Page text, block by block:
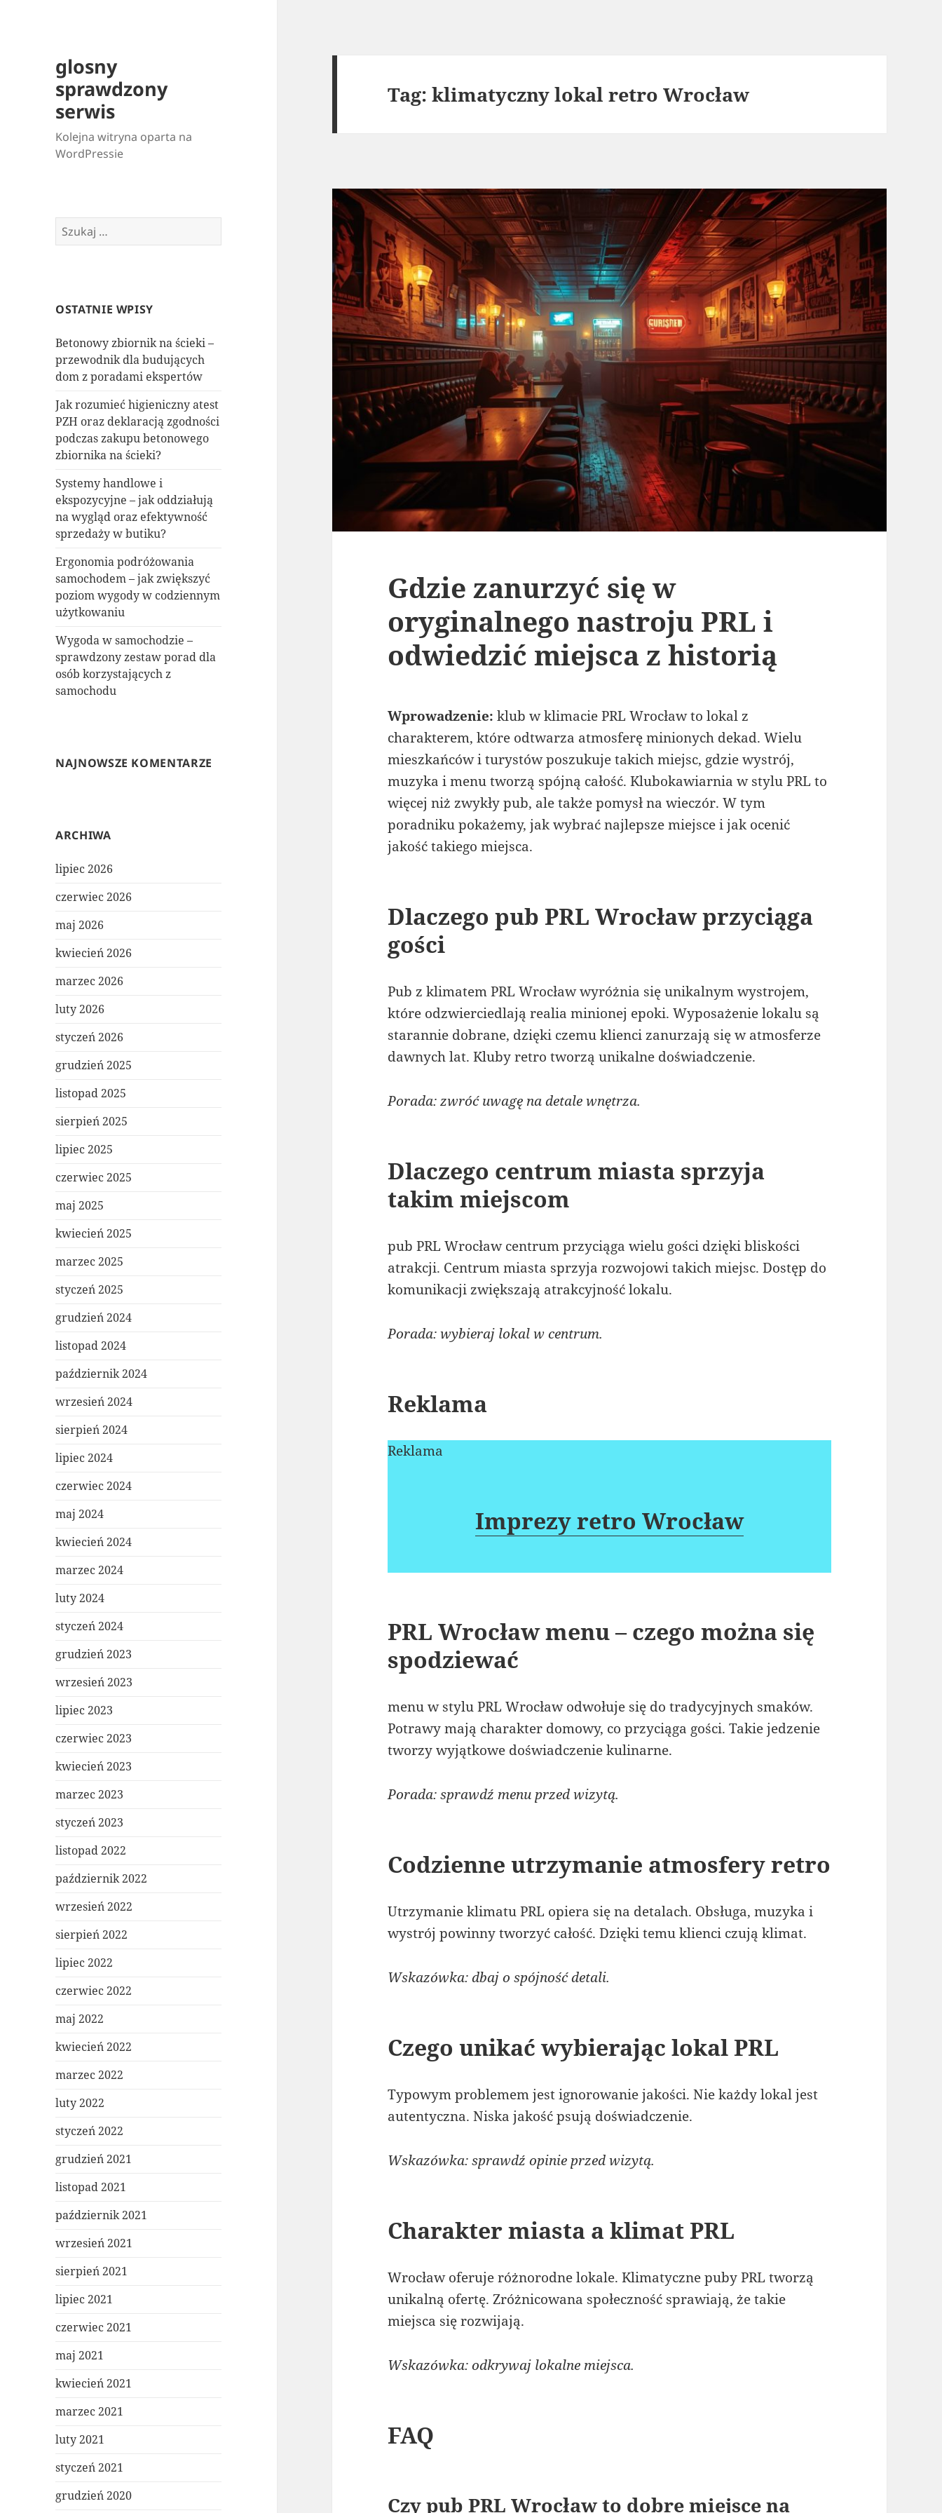
glosny
sprawdzony
serwis
Kolejna witryna oparta na
WordPressie
Szukaj:
OSTATNIE WPISY
Betonowy zbiornik na ścieki –
przewodnik dla budujących
dom z poradami ekspertów
Jak rozumieć higieniczny atest
PZH oraz deklaracją zgodności
podczas zakupu betonowego
zbiornika na ścieki?
Systemy handlowe i
ekspozycyjne – jak oddziałują
na wygląd oraz efektywność
sprzedaży w butiku?
Ergonomia podróżowania
samochodem – jak zwiększyć
poziom wygody w codziennym
użytkowaniu
Wygoda w samochodzie –
sprawdzony zestaw porad dla
osób korzystających z
samochodu
NAJNOWSZE KOMENTARZE
ARCHIWA
lipiec 2026
czerwiec 2026
maj 2026
kwiecień 2026
marzec 2026
luty 2026
styczeń 2026
grudzień 2025
listopad 2025
sierpień 2025
lipiec 2025
czerwiec 2025
maj 2025
kwiecień 2025
marzec 2025
styczeń 2025
grudzień 2024
listopad 2024
październik 2024
wrzesień 2024
sierpień 2024
lipiec 2024
czerwiec 2024
maj 2024
kwiecień 2024
marzec 2024
luty 2024
styczeń 2024
grudzień 2023
wrzesień 2023
lipiec 2023
czerwiec 2023
kwiecień 2023
marzec 2023
styczeń 2023
listopad 2022
październik 2022
wrzesień 2022
sierpień 2022
lipiec 2022
czerwiec 2022
maj 2022
kwiecień 2022
marzec 2022
luty 2022
styczeń 2022
grudzień 2021
listopad 2021
październik 2021
wrzesień 2021
sierpień 2021
lipiec 2021
czerwiec 2021
maj 2021
kwiecień 2021
marzec 2021
luty 2021
styczeń 2021
grudzień 2020
Tag:klimatyczny lokal retro Wrocław
Gdzie zanurzyć się w
oryginalnego nastroju PRL i
odwiedzić miejsca z historią
Wprowadzenie: klub w klimacie PRL Wrocław to lokal z
charakterem, które odtwarza atmosferę minionych dekad. Wielu
mieszkańców i turystów poszukuje takich miejsc, gdzie wystrój,
muzyka i menu tworzą spójną całość. Klubokawiarnia w stylu PRL to
więcej niż zwykły pub, ale także pomysł na wieczór. W tym
poradniku pokażemy, jak wybrać najlepsze miejsce i jak ocenić
jakość takiego miejsca.
Dlaczego pub PRL Wrocław przyciąga
gości
Pub z klimatem PRL Wrocław wyróżnia się unikalnym wystrojem,
które odzwierciedlają realia minionej epoki. Wyposażenie lokalu są
starannie dobrane, dzięki czemu klienci zanurzają się w atmosferze
dawnych lat. Kluby retro tworzą unikalne doświadczenie.
Porada: zwróć uwagę na detale wnętrza.
Dlaczego centrum miasta sprzyja
takim miejscom
pub PRL Wrocław centrum przyciąga wielu gości dzięki bliskości
atrakcji. Centrum miasta sprzyja rozwojowi takich miejsc. Dostęp do
komunikacji zwiększają atrakcyjność lokalu.
Porada: wybieraj lokal w centrum.
Reklama
Reklama
Imprezy retro Wrocław
PRL Wrocław menu – czego można się
spodziewać
menu w stylu PRL Wrocław odwołuje się do tradycyjnych smaków.
Potrawy mają charakter domowy, co przyciąga gości. Takie jedzenie
tworzy wyjątkowe doświadczenie kulinarne.
Porada: sprawdź menu przed wizytą.
Codzienne utrzymanie atmosfery retro
Utrzymanie klimatu PRL opiera się na detalach. Obsługa, muzyka i
wystrój powinny tworzyć całość. Dzięki temu klienci czują klimat.
Wskazówka: dbaj o spójność detali.
Czego unikać wybierając lokal PRL
Typowym problemem jest ignorowanie jakości. Nie każdy lokal jest
autentyczna. Niska jakość psują doświadczenie.
Wskazówka: sprawdź opinie przed wizytą.
Charakter miasta a klimat PRL
Wrocław oferuje różnorodne lokale. Klimatyczne puby PRL tworzą
unikalną ofertę. Zróżnicowana społeczność sprawiają, że takie
miejsca się rozwijają.
Wskazówka: odkrywaj lokalne miejsca.
FAQ
Czy pub PRL Wrocław to dobre miejsce na